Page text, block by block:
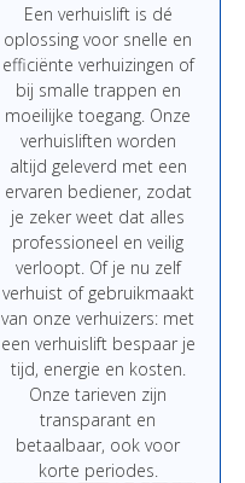
Een verhuislift is dé
oplossing voor snelle en
efficiënte verhuizingen of
bij smalle trappen en
moeilijke toegang. Onze
verhuisliften worden
altijd geleverd met een
ervaren bediener, zodat
je zeker weet dat alles
professioneel en veilig
verloopt. Of je nu zelf
verhuist of gebruikmaakt
van onze verhuizers: met
een verhuislift bespaar je
tijd, energie en kosten.
Onze tarieven zijn
transparant en
betaalbaar, ook voor
korte periodes.